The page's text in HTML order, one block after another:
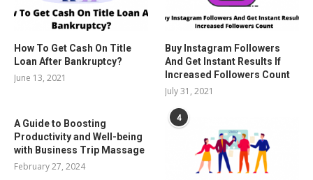
How To Get Cash On Title
Loan After Bankruptcy?
June 13, 2021
Buy Instagram Followers
And Get Instant Results If
Increased Followers Count
July 31, 2021
A Guide to Boosting
Productivity and Well-being
with Business Trip Massage
February 27, 2024
4